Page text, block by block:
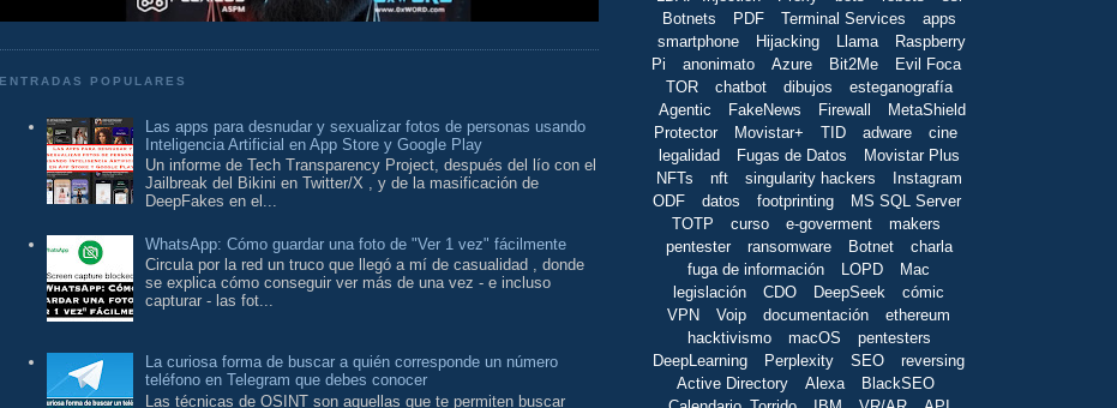
ENTRADAS POPULARES
Las apps para desnudar y sexualizar fotos de personas usando
Inteligencia Artificial en App Store y Google Play
Un informe de Tech Transparency Project, después del lío con el
Jailbreak del Bikini en Twitter/X , y de la masificación de
DeepFakes en el...
WhatsApp: Cómo guardar una foto de "Ver 1 vez" fácilmente
Circula por la red un truco que llegó a mí de casualidad , donde
se explica cómo conseguir ver más de una vez - e incluso
capturar - las fot...
La curiosa forma de buscar a quién corresponde un número
teléfono en Telegram que debes conocer
Las técnicas de OSINT son aquellas que te permiten buscar
Botnets
PDF Terminal Services
apps
smartphone
Hijacking Llama
Raspberry
Pi
anonimato Azure Bit2Me
Evil Foca
TOR
chatbot dibujos
esteganografía
Agentic
FakeNews Firewall
MetaShield
Protector
Movistar+ TID adware
cine
legalidad
Fugas de Datos
Movistar Plus
NFTs
nft singularity hackers
Instagram
ODF
datos footprinting
MS SQL Server
TOTP
curso e-goverment
makers
pentester
ransomware Botnet
charla
fuga de información
LOPD
Mac
legislación
CDO DeepSeek
cómic
VPN
Voip documentación
ethereum
hacktivismo
macOS
pentesters
DeepLearning
Perplexity SEO
reversing
Active Directory
Alexa
BlackSEO